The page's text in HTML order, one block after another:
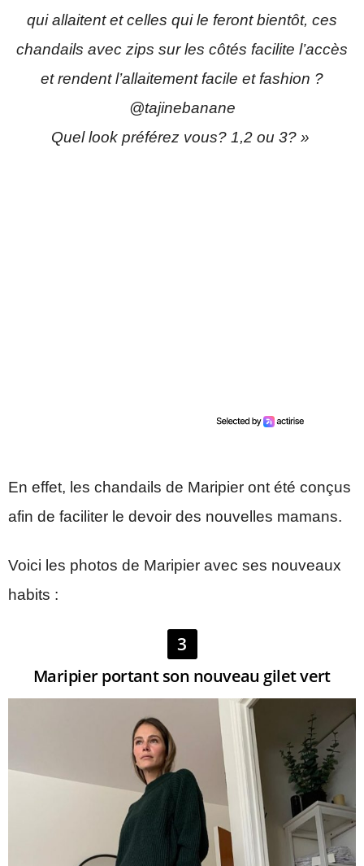
qui allaitent et celles qui le feront bientôt, ces
chandails avec zips sur les côtés facilite l’accès
et rendent l’allaitement facile et fashion ?
@tajinebanane
Quel look préférez vous? 1,2 ou 3? »
En effet, les chandails de Maripier ont été conçus
afin de faciliter le devoir des nouvelles mamans.
Voici les photos de Maripier avec ses nouveaux
habits :
3
Maripier portant son nouveau gilet vert